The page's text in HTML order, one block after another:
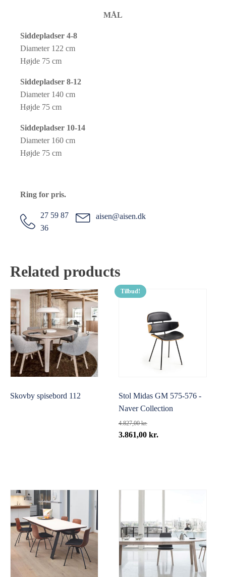
MÅL
Siddepladser 4-8
Diameter 122 cm
Højde 75 cm
Siddepladser 8-12
Diameter 140 cm
Højde 75 cm
Siddepladser 10-14
Diameter 160 cm
Højde 75 cm
Ring for pris.
27 59 87
36
aisen@aisen.dk
Related products
Skovby spisebord 112
Tilbud!
Stol Midas GM 575-576 -
Naver Collection
4.827,00kr.
Den
3.861,00kr.